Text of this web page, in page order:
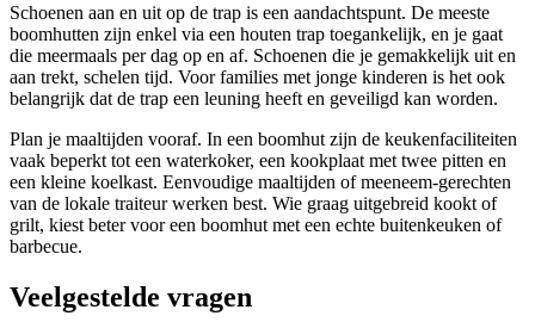
Schoenen aan en uit op de trap is een aandachtspunt. De meeste
boomhutten zijn enkel via een houten trap toegankelijk, en je gaat
die meermaals per dag op en af. Schoenen die je gemakkelijk uit en
aan trekt, schelen tijd. Voor families met jonge kinderen is het ook
belangrijk dat de trap een leuning heeft en geveiligd kan worden.
Plan je maaltijden vooraf. In een boomhut zijn de keukenfaciliteiten
vaak beperkt tot een waterkoker, een kookplaat met twee pitten en
een kleine koelkast. Eenvoudige maaltijden of meeneem-gerechten
van de lokale traiteur werken best. Wie graag uitgebreid kookt of
grilt, kiest beter voor een boomhut met een echte buitenkeuken of
barbecue.
Veelgestelde vragen